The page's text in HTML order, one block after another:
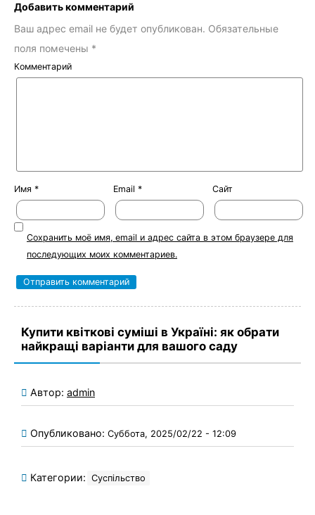
Добавить комментарий
Ваш адрес email не будет опубликован. Обязательные
поля помечены *
Комментарий
Имя * Email * Сайт
Сохранить моё имя, email и адрес сайта в этом браузере для
последующих моих комментариев.
Купити квіткові суміші в Україні: як обрати
найкращі варіанти для вашого саду
Автор: admin
Опубликовано: Суббота, 2025/02/22 - 12:09
Категории: Суспільство